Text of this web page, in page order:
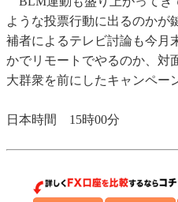
ような投票行動に出るのかが
補者によるテレビ討論も今月
かでリモートでやるのか、対
大群衆を前にしたキャンペー
日本時間 15時00分